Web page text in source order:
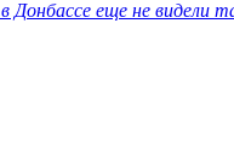
Донбассе еще не видели